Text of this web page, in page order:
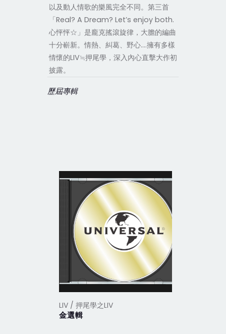
以及動人情歌的樂風完全不同。第三首
「Real? A Dream? Let’s enjoy both.
心怦怦☆」是龐克搖滾旋律，大膽的編曲
十分嶄新。情熱、糾葛、野心….擁有多樣
情懷的LIV≒押尾學，深入內心直擊大作初
披露。
歷屆專輯
LIV / 押尾學之LIV
金選輯